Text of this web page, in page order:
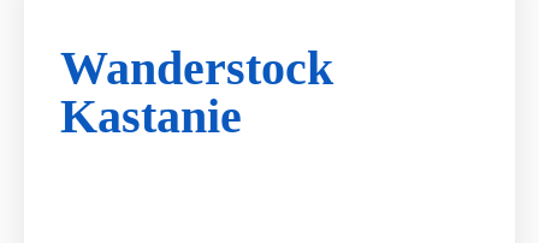
Wanderstock
Kastanie